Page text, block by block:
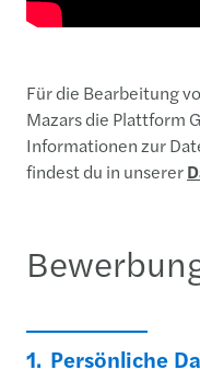
Für die Bearbeitung
Mazars die Plattform
Informationen zur
findest du in unserer
1. Persönliche